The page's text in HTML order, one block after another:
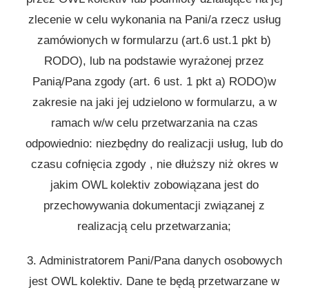
zlecenie w celu wykonania na Pani/a rzecz usług
zamówionych w formularzu (art.6 ust.1 pkt b)
RODO), lub na podstawie wyrażonej przez
Panią/Pana zgody (art. 6 ust. 1 pkt a) RODO)w
zakresie na jaki jej udzielono w formularzu, a w
ramach w/w celu przetwarzania na czas
odpowiednio: niezbędny do realizacji usług, lub do
czasu cofnięcia zgody , nie dłuższy niż okres w
jakim OWL kolektiv zobowiązana jest do
przechowywania dokumentacji związanej z
realizacją celu przetwarzania;
3. Administratorem Pani/Pana danych osobowych
jest OWL kolektiv. Dane te będą przetwarzane w